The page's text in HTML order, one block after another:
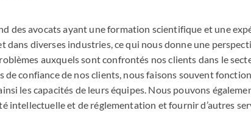
des avocats ayant une formation scientifique et une
dans diverses industries, ce qui nous donne une
auxquels sont confrontés nos clients dans le
de confiance de nos clients, nous faisons souvent
les capacités de leurs équipes. Nous pouvons
intellectuelle et de réglementation et fournir d’autres